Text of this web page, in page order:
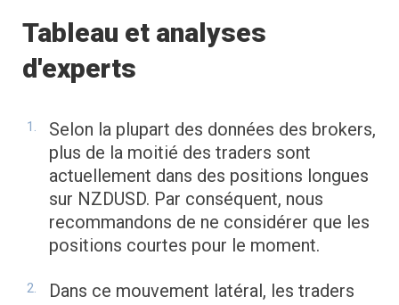
Tableau et analyses
d'experts
Selon la plupart des données des brokers,
plus de la moitié des traders sont
actuellement dans des positions longues
sur NZDUSD. Par conséquent, nous
recommandons de ne considérer que les
positions courtes pour le moment.
Dans ce mouvement latéral, les traders